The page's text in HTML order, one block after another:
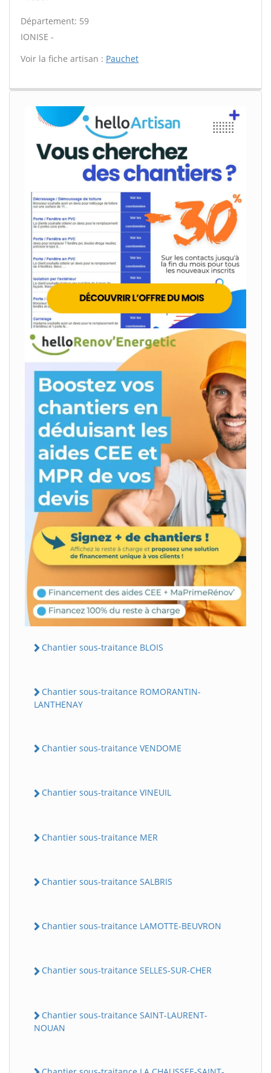
Département: 59
IONISE -
Voir la fiche artisan : Pauchet
Chantier sous-traitance BLOIS
Chantier sous-traitance ROMORANTIN-
LANTHENAY
Chantier sous-traitance VENDOME
Chantier sous-traitance VINEUIL
Chantier sous-traitance MER
Chantier sous-traitance SALBRIS
Chantier sous-traitance LAMOTTE-BEUVRON
Chantier sous-traitance SELLES-SUR-CHER
Chantier sous-traitance SAINT-LAURENT-
NOUAN